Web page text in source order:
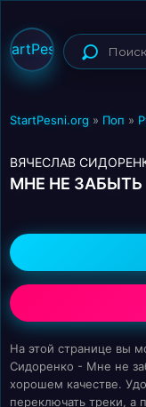
StartPesni.org » Поп »
ВЯЧЕСЛАВ
МНЕ НЕ ЗАБЫТЬ
На этой странице вы
Сидоренко - Мне не
хорошем качестве.
переключать треки, а